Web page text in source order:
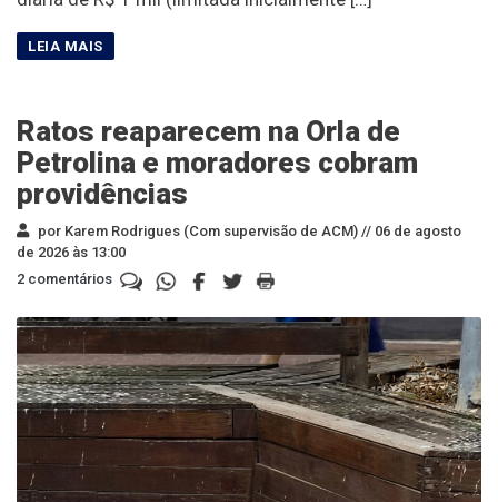
Ratos reaparecem na Orla de
Petrolina e moradores cobram
providências
por Karem Rodrigues (Com supervisão de ACM) // 06 de agosto
de 2026 às 13:00
2 comentários